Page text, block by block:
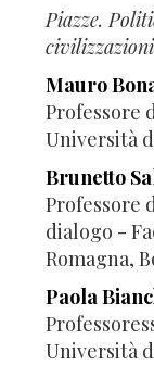
Piazze.
civilizzazioni
Mauro
Professore
Università
Brunetto
Professore
dialogo -
Romagna,
Paola
Università